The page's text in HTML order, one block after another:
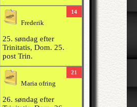
14
Frederik
25. søndag efter
Trinitatis, Dom. 25.
post Trin.
21
Maria ofring
26. søndag efter